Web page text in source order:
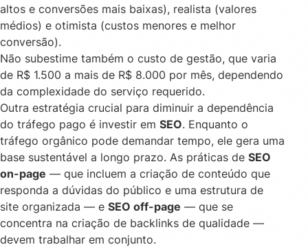
altos e conversões mais baixas), realista (valores
médios) e otimista (custos menores e melhor
conversão).
Não subestime também o custo de gestão, que varia
de R$ 1.500 a mais de R$ 8.000 por mês, dependendo
da complexidade do serviço requerido.
Outra estratégia crucial para diminuir a dependência
do tráfego pago é investir em SEO. Enquanto o
tráfego orgânico pode demandar tempo, ele gera uma
base sustentável a longo prazo. As práticas de SEO
on-page — que incluem a criação de conteúdo que
responda a dúvidas do público e uma estrutura de
site organizada — e SEO off-page — que se
concentra na criação de backlinks de qualidade —
devem trabalhar em conjunto.